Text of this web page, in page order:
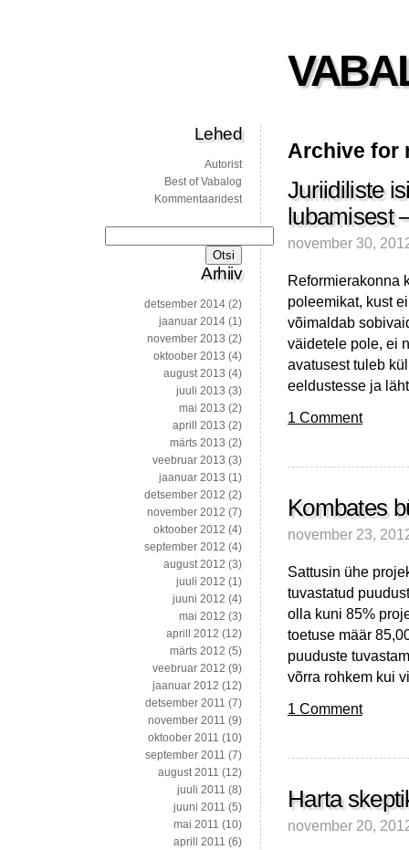
Archive for
Juriidiliste
lubamisest
november 30,
Reformierakonna
poleemikat, kust
võimaldab
väidetele pole, ei
avatusest tuleb
eeldustesse ja
1 Comment
Kombates
november 23,
Sattusin ühe
tuvastatud
olla kuni 85%
toetuse määr
puuduste
võrra rohkem kui
1 Comment
Harta
november 20,
Lehed
Autorist
Best of Vabalog
Kommentaaridest
Arhiiv
detsember 2014 (2)
jaanuar 2014 (1)
november 2013 (2)
oktoober 2013 (4)
august 2013 (4)
juuli 2013 (3)
mai 2013 (2)
aprill 2013 (2)
märts 2013 (2)
veebruar 2013 (3)
jaanuar 2013 (1)
detsember 2012 (2)
november 2012 (7)
oktoober 2012 (4)
september 2012 (4)
august 2012 (3)
juuli 2012 (1)
juuni 2012 (4)
mai 2012 (3)
aprill 2012 (12)
märts 2012 (5)
veebruar 2012 (9)
jaanuar 2012 (12)
detsember 2011 (7)
november 2011 (9)
oktoober 2011 (10)
september 2011 (7)
august 2011 (12)
juuli 2011 (8)
juuni 2011 (5)
mai 2011 (10)
aprill 2011 (6)